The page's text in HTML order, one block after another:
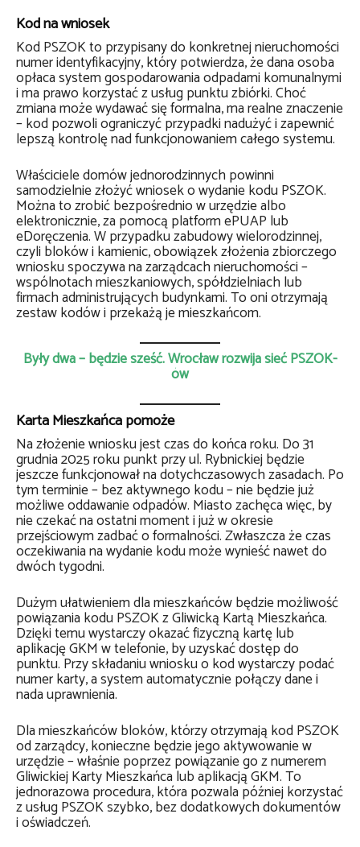
Kod na wniosek
Kod PSZOK to przypisany do konkretnej nieruchomości
numer identyfikacyjny, który potwierdza, że dana osoba
opłaca system gospodarowania odpadami komunalnymi
i ma prawo korzystać z usług punktu zbiórki. Choć
zmiana może wydawać się formalna, ma realne znaczenie
– kod pozwoli ograniczyć przypadki nadużyć i zapewnić
lepszą kontrolę nad funkcjonowaniem całego systemu.
Właściciele domów jednorodzinnych powinni
samodzielnie złożyć wniosek o wydanie kodu PSZOK.
Można to zrobić bezpośrednio w urzędzie albo
elektronicznie, za pomocą platform ePUAP lub
eDoręczenia. W przypadku zabudowy wielorodzinnej,
czyli bloków i kamienic, obowiązek złożenia zbiorczego
wniosku spoczywa na zarządcach nieruchomości –
wspólnotach mieszkaniowych, spółdzielniach lub
firmach administrujących budynkami. To oni otrzymają
zestaw kodów i przekażą je mieszkańcom.
Były dwa – będzie sześć. Wrocław rozwija sieć PSZOK-
ów
Karta Mieszkańca pomoże
Na złożenie wniosku jest czas do końca roku. Do 31
grudnia 2025 roku punkt przy ul. Rybnickiej będzie
jeszcze funkcjonował na dotychczasowych zasadach. Po
tym terminie – bez aktywnego kodu – nie będzie już
możliwe oddawanie odpadów. Miasto zachęca więc, by
nie czekać na ostatni moment i już w okresie
przejściowym zadbać o formalności. Zwłaszcza że czas
oczekiwania na wydanie kodu może wynieść nawet do
dwóch tygodni.
Dużym ułatwieniem dla mieszkańców będzie możliwość
powiązania kodu PSZOK z Gliwicką Kartą Mieszkańca.
Dzięki temu wystarczy okazać fizyczną kartę lub
aplikację GKM w telefonie, by uzyskać dostęp do
punktu. Przy składaniu wniosku o kod wystarczy podać
numer karty, a system automatycznie połączy dane i
nada uprawnienia.
Dla mieszkańców bloków, którzy otrzymają kod PSZOK
od zarządcy, konieczne będzie jego aktywowanie w
urzędzie – właśnie poprzez powiązanie go z numerem
Gliwickiej Karty Mieszkańca lub aplikacją GKM. To
jednorazowa procedura, która pozwala później korzystać
z usług PSZOK szybko, bez dodatkowych dokumentów
i oświadczeń.